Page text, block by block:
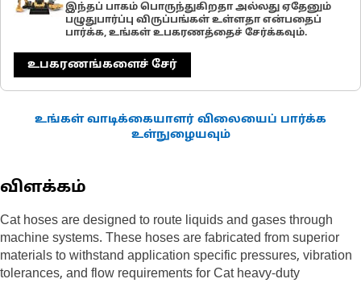
இந்தப் பாகம் பொருந்துகிறதா அல்லது ஏதேனும்
பழுதுபார்ப்பு விருப்பங்கள் உள்ளதா என்பதைப்
பார்க்க, உங்கள் உபகரணத்தைச் சேர்க்கவும்.
உபகரணங்களைச் சேர்
உங்கள் வாடிக்கையாளர் விலையைப் பார்க்க
உள்நுழையவும்
விளக்கம்
Cat hoses are designed to route liquids and gases through
machine systems. These hoses are fabricated from superior
materials to withstand application specific pressures, vibration
tolerances, and flow requirements for Cat heavy-duty